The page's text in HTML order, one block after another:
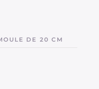
DE 20 CM